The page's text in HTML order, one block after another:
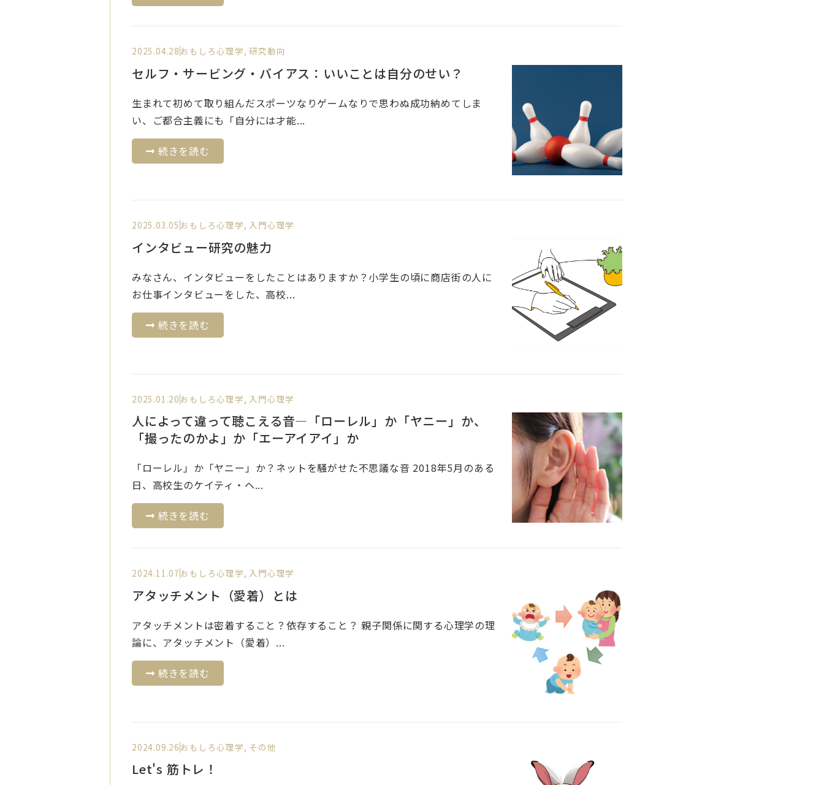
2025.04.28 おもしろ心理学, 研究動向
セルフ・サービング・バイアス：いいことは自分のせい？
生まれて初めて取り組んだスポーツなりゲームなりで思わぬ成功納めてしま
い、ご都合主義にも「自分には才能...
続きを読む
2025.03.05 おもしろ心理学, 入門心理学
インタビュー研究の魅力
みなさん、インタビューをしたことはありますか？小学生の頃に商店街の人に
お仕事インタビューをした、高校...
続きを読む
2025.01.20 おもしろ心理学, 入門心理学
人によって違って聴こえる音―「ローレル」か「ヤニー」か、
「撮ったのかよ」か「エーアイアイ」か
「ローレル」か「ヤニー」か？ネットを騒がせた不思議な音 2018年5月のある
日、高校生のケイティ・ヘ...
続きを読む
2024.11.07 おもしろ心理学,入門心理学
アタッチメント（愛着）とは
アタッチメントは密着すること？依存すること？ 親子関係に関する心理学の理
論に、アタッチメント（愛着）...
続きを読む
2024.09.26 おもしろ心理学, その他
Let's 筋トレ！